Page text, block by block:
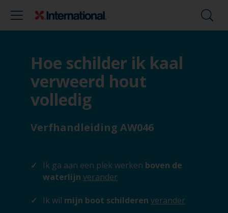
Hoe schilder ik kaal
verweerd hout
volledig
Verfhandleiding AW046
Ik ga aan een plek werken boven de
waterlijn verander
Ik wil mijn boot schilderen verander